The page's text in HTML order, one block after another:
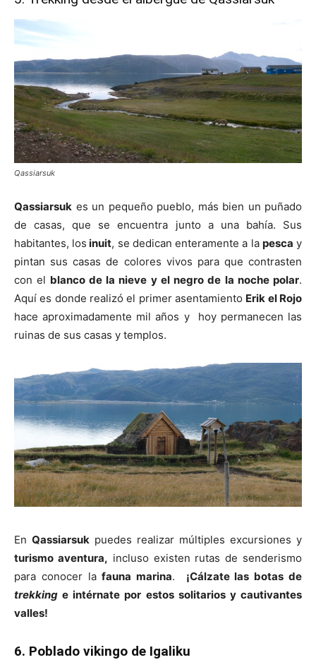
Qassiarsuk
Qassiarsuk es un pequeño pueblo, más bien un puñado
de casas, que se encuentra junto a una bahía. Sus
habitantes, los inuit, se dedican enteramente a la pesca y
pintan sus casas de colores vivos para que contrasten
con el blanco de la nieve y el negro de la noche polar.
Aquí es donde realizó el primer asentamiento Erik el Rojo
hace aproximadamente mil años y hoy permanecen las
ruinas de sus casas y templos.
En Qassiarsuk puedes realizar múltiples excursiones y
turismo aventura, incluso existen rutas de senderismo
para conocer lafauna marina. ¡Cálzate las botas de
trekking e intérnate por estos solitarios y cautivantes
valles!
6. Poblado vikingo de Igaliku